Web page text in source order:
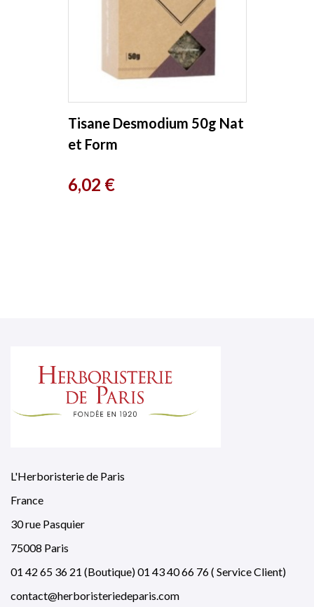
Tisane Desmodium 50g Nat
et Form
Prix
6,02 €
L'Herboristerie de Paris
France
30 rue Pasquier
75008 Paris
01 42 65 36 21 (Boutique) 01 43 40 66 76 ( Service Client)
contact@herboristeriedeparis.com